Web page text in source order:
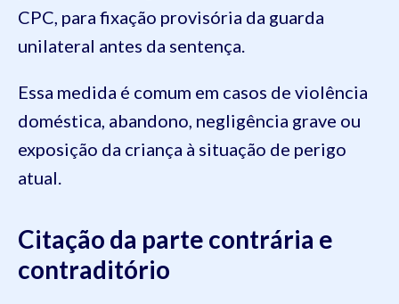
CPC, para fixação provisória da guarda
unilateral antes da sentença.
Essa medida é comum em casos de violência
doméstica, abandono, negligência grave ou
exposição da criança à situação de perigo
atual.
Citação da parte contrária e
contraditório